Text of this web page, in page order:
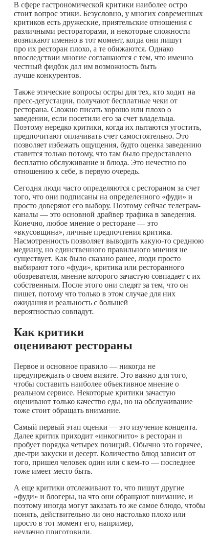
В сфере гастрономической критики наиболее остро
стоит вопрос этики. Безусловно, у многих современных
критиков есть дружеские, приятельские отношения с
различными рестораторами, и некоторые сложности
возникают именно в тот момент, когда они пишут
про их ресторан плохо, а те обижаются. Однако
впоследствии многие соглашаются с тем, что именно
честный фидбэк дал им возможность быть
лучше конкурентов.
Также этические вопросы остры для тех, кто ходит на
пресс-дегустации, получают бесплатные чеки от
ресторана. Сложно писать хорошо или плохо о
заведении, если посетили его за счет владельца.
Поэтому нередко критики, когда их пытаются угостить,
предпочитают оплачивать счет самостоятельно. Это
позволяет избежать ощущения, будто оценка заведению
ставится только потому, что там было предоставлено
бесплатно обслуживание и блюда. Это нечестно по
отношению к себе, в первую очередь.
Сегодня люди часто определяются с рестораном за счет
того, что они подписаны на определенного «фуди» и
просто доверяют его выбору. Поэтому сейчас телеграм-
каналы — это основной драйвер трафика в заведения.
Конечно, любое мнение о ресторане — это
«вкусовщина», личные предпочтения критика.
Насмотренность позволяет выводить какую-то среднюю
медиану, но единственного правильного мнения не
существует. Как было сказано ранее, люди просто
выбирают того «фуди», критика или ресторанного
обозревателя, мнение которого зачастую совпадает с их
собственным. После этого они следят за тем, что он
пишет, потому что только в этом случае для них
ожидания и реальность с большей
вероятностью совпадут.
Как критики
оценивают рестораны
Первое и основное правило — никогда не
предупреждать о своем визите. Это важно для того,
чтобы составить наиболее объективное мнение о
реальном сервисе. Некоторые критики зачастую
оценивают только качество еды, но на обслуживание
тоже стоит обращать внимание.
Самый первый этап оценки — это изучение концепта.
Далее критик приходит «инкогнито» в ресторан и
пробует порядка четырех позиций. Обычно это горячее,
две-три закуски и десерт. Количество блюд зависит от
того, пришел человек один или с кем-то — последнее
тоже имеет место быть.
А еще критики отслеживают то, что пишут другие
«фуди» и блогеры, на что они обращают внимание, и
поэтому иногда могут заказать то же самое блюдо, чтобы
понять, действительно ли оно настолько плохо или
просто в тот момент его, например,
неудачно приготовили.